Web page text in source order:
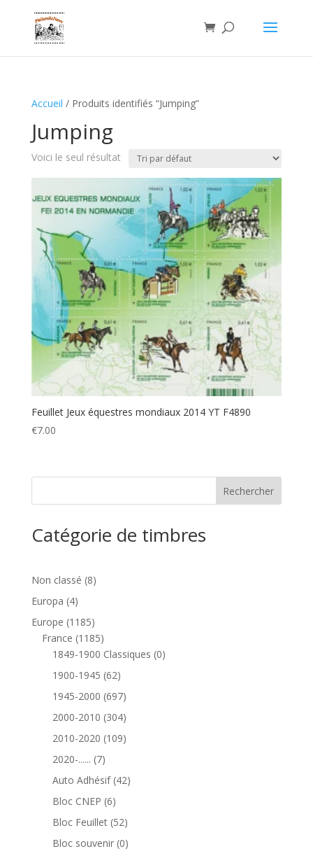
Accueil / Produits identifiés “Jumping”
Jumping
Voici le seul résultat
Feuillet Jeux équestres mondiaux 2014 YT F4890
€7.00
Catégorie de timbres
Non classé 88
Europa 44
produits
Europe 11851185
produits
France 11851185
produits
1849-1900 Classiques 00
1900-1945 6262
produits
1945-2000 697697
produits
2000-2010 304304
produits
2010-2020 109109
2020-...... 77
produits
Auto Adhésif 4242
Bloc CNEP 66
produits
Bloc Feuillet 5252
produits
Bloc souvenir 00